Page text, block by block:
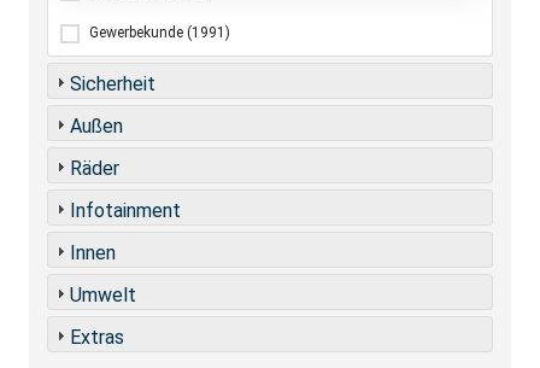
Gewerbekunde (1991)
Sicherheit
Außen
Räder
Infotainment
Innen
Umwelt
Extras